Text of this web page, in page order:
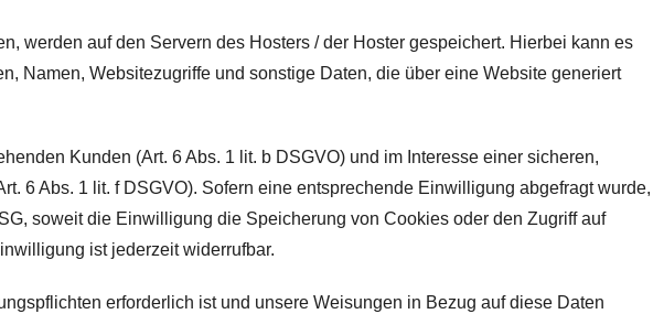
werden auf den Servern des Hosters / der Hoster gespeichert. Hierbei kann es
Namen, Websitezugriffe und sonstige Daten, die über eine Website generiert
Kunden (Art. 6 Abs. 1 lit. b DSGVO) und im Interesse einer sicheren,
6 Abs. 1 lit. f DSGVO). Sofern eine entsprechende Einwilligung abgefragt wurde,
soweit die Einwilligung die Speicherung von Cookies oder den Zugriff auf
ist jederzeit widerrufbar.
erforderlich ist und unsere Weisungen in Bezug auf diese Daten